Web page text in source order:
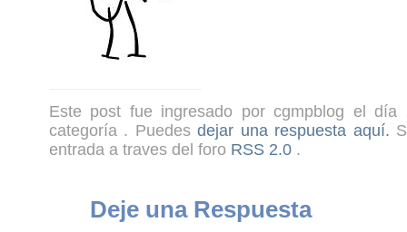
Este post fue ingresado por cgmpblog el
categoría . Puedesdejar una respuesta aquí.
entrada a traves del foro RSS 2.0.
Deje una Respuesta